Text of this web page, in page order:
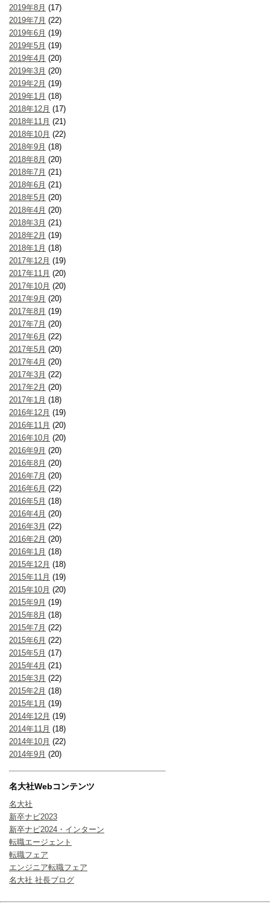
2019年8月 (17)
2019年7月 (22)
2019年6月 (19)
2019年5月 (19)
2019年4月 (20)
2019年3月 (20)
2019年2月 (19)
2019年1月 (18)
2018年12月 (17)
2018年11月 (21)
2018年10月 (22)
2018年9月 (18)
2018年8月 (20)
2018年7月 (21)
2018年6月 (21)
2018年5月 (20)
2018年4月 (20)
2018年3月 (21)
2018年2月 (19)
2018年1月 (18)
2017年12月 (19)
2017年11月 (20)
2017年10月 (20)
2017年9月 (20)
2017年8月 (19)
2017年7月 (20)
2017年6月 (22)
2017年5月 (20)
2017年4月 (20)
2017年3月 (22)
2017年2月 (20)
2017年1月 (18)
2016年12月 (19)
2016年11月 (20)
2016年10月 (20)
2016年9月 (20)
2016年8月 (20)
2016年7月 (20)
2016年6月 (22)
2016年5月 (18)
2016年4月 (20)
2016年3月 (22)
2016年2月 (20)
2016年1月 (18)
2015年12月 (18)
2015年11月 (19)
2015年10月 (20)
2015年9月 (19)
2015年8月 (18)
2015年7月 (22)
2015年6月 (22)
2015年5月 (17)
2015年4月 (21)
2015年3月 (22)
2015年2月 (18)
2015年1月 (19)
2014年12月 (19)
2014年11月 (18)
2014年10月 (22)
2014年9月 (20)
名大社Webコンテンツ
名大社
新卒ナビ2023
新卒ナビ2024・インターン
転職エージェント
転職フェア
エンジニア転職フェア
名大社 社長ブログ